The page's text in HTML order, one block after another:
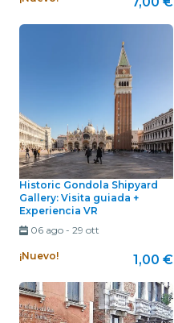
Historic Gondola Shipyard
Gallery: Visita guiada +
Experiencia VR
06 ago- 29 ott
¡Nuevo! 1,00 €